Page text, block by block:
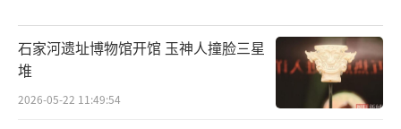
石家河遗址博物馆开馆 玉神人撞脸三星
堆
2026-05-22 11:49:54